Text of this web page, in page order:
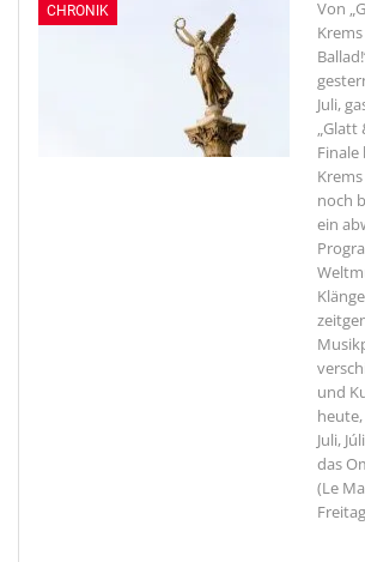
CHRONIK
Von
Juli,
„Glatt
Finale
noch
ein
und
Juli,
das
(Le